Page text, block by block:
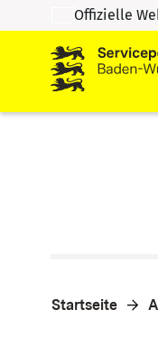
Zum Inhalt
Zur Suche
Offizielle
Startseite